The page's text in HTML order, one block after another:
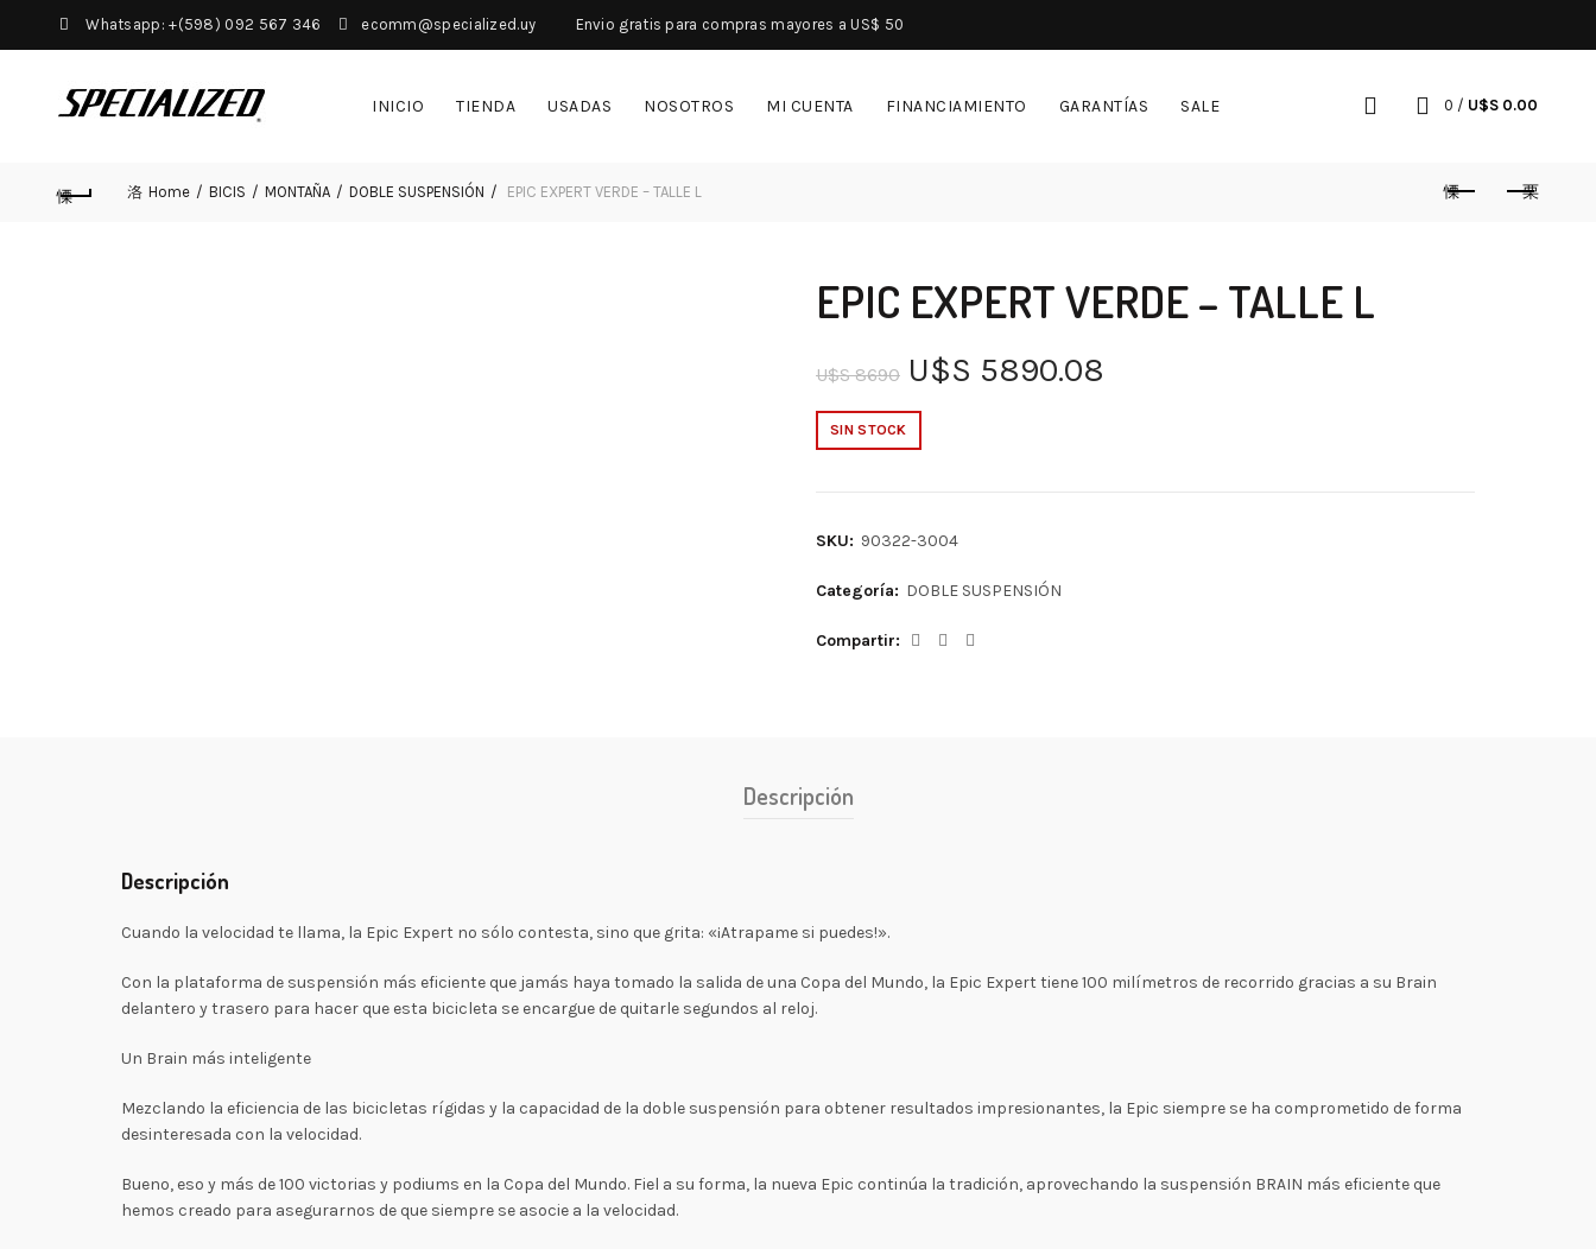
Whatsapp: +(598) 092 567 346 ecomm@specialized.uy Envio gratis para compras mayores a US$ 50
INICIO TIENDA USADAS NOSOTROS MI CUENTA FINANCIAMIENTO GARANTÍAS SALE 0 / U$S 0.00
Home BICIS MONTAÑA DOBLE SUSPENSIÓN EPIC EXPERT VERDE – TALLE L
EPIC EXPERT VERDE – TALLE L
U$S8690 U$S 5890.08
SIN STOCK
SKU: 90322-3004
Categoría: DOBLE SUSPENSIÓN
Compartir
Descripción
Descripción
Cuando la velocidad te llama, la Epic Expert no sólo contesta, sino que grita: «¡Atrapame si puedes!».
Con la plataforma de suspensión más eficiente que jamás haya tomado la salida de una Copa del Mundo, la Epic Expert tiene 100 milímetros de recorrido gracias a su Brain
delantero y trasero para hacer que esta bicicleta se encargue de quitarle segundos al reloj.
Un Brain más inteligente
Mezclando la eficiencia de las bicicletas rígidas y la capacidad de la doble suspensión para obtener resultados impresionantes, la Epic siempre se ha comprometido de forma
desinteresada con la velocidad.
Bueno, eso y más de 100 victorias y podiums en la Copa del Mundo. Fiel a su forma, la nueva Epic continúa la tradición, aprovechando la suspensión BRAIN más eficiente que
hemos creado para asegurarnos de que siempre se asocie a la velocidad.